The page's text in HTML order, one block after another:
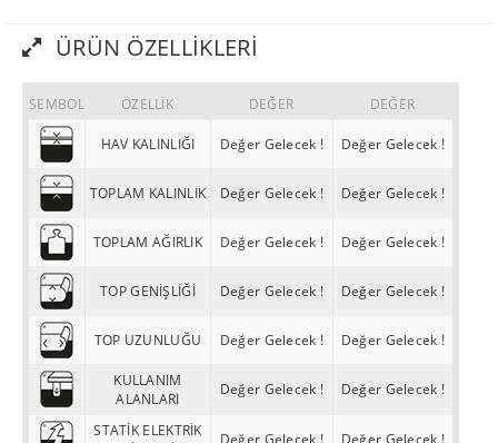
ÜRÜN ÖZELLIKLERI
SEMBOL ÖZELLİK DEĞER DEĞER
HAV KALINLIĞI Değer Gelecek ! Değer Gelecek !
TOPLAM KALINLIK Değer Gelecek ! Değer Gelecek !
TOPLAM AĞIRLIK Değer Gelecek ! Değer Gelecek !
TOP GENİŞLİĞİ Değer Gelecek ! Değer Gelecek !
TOP UZUNLUĞU Değer Gelecek ! Değer Gelecek !
KULLANIM
ALANLARI
Değer Gelecek ! Değer Gelecek !
STATİK ELEKTRİK
Değer Gelecek ! Değer Gelecek !